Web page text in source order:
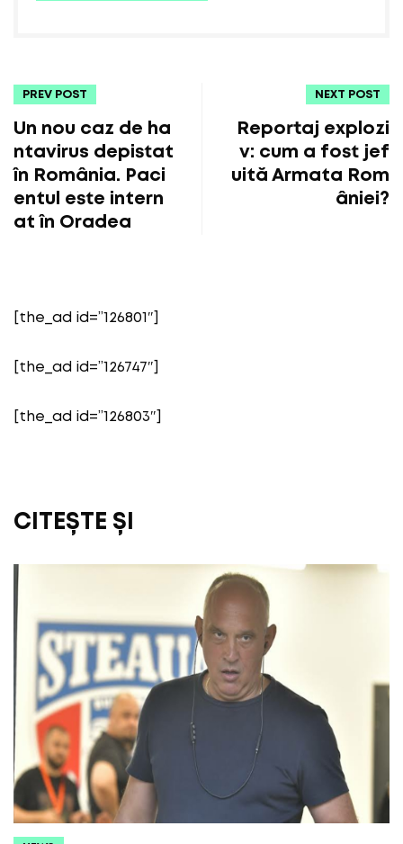
PREV POST
Un nou caz de ha
ntavirus depistat
în România. Paci
entul este intern
at în Oradea
NEXT POST
Reportaj explozi
v: cum a fost jef
uită Armata Rom
âniei?
[the_ad id=”126801″]
[the_ad id=”126747″]
[the_ad id=”126803″]
CITEȘTE ȘI